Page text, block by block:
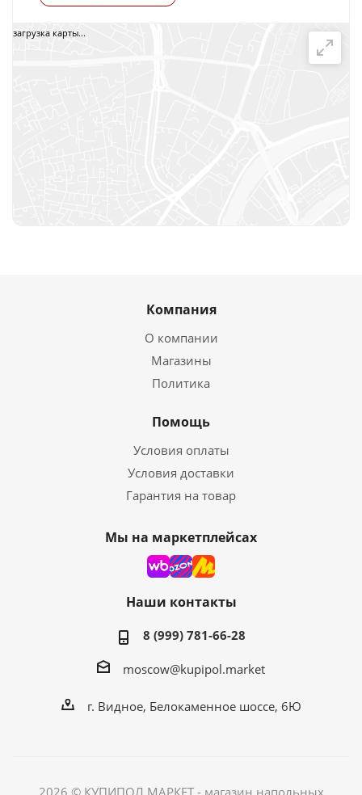
загрузка карты...
Компания
О компании
Магазины
Политика
Помощь
Условия оплаты
Условия доставки
Гарантия на товар
Мы на маркетплейсах
Наши контакты
8 (999) 781-66-28
moscow@kupipol.market
г. Видное, Белокаменное шоссе, 6Ю